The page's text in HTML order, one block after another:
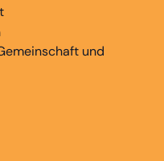
und